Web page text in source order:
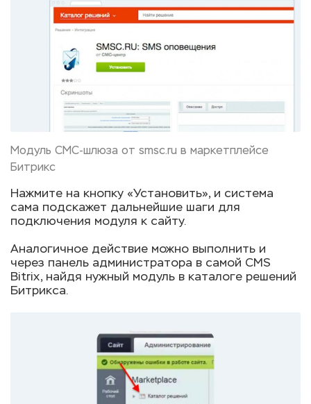
Модуль СМС-шлюза от smsc.ru в маркетплейсе
Битрикс
Нажмите на кнопку «Установить», и система
сама подскажет дальнейшие шаги для
подключения модуля к сайту.
Аналогичное действие можно выполнить и
через панель администратора в самой CMS
Bitrix, найдя нужный модуль в каталоге решений
Битрикса.